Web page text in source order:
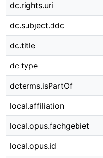
dc.rights.uri
dc.subject.ddc
dc.title
dc.type
dcterms.isPartOf
local.affiliation
local.opus.fachgebiet
local.opus.id